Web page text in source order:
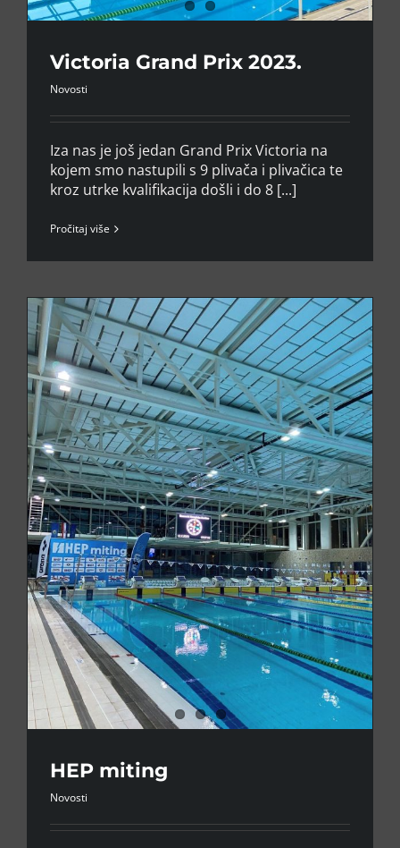
Victoria Grand Prix 2023.
Novosti
Iza nas je još jedan Grand Prix Victoria na
kojem smo nastupili s 9 plivača i plivačica te
kroz utrke kvalifikacija došli i do 8 [...]
Pročitaj više
HEP miting
Novosti